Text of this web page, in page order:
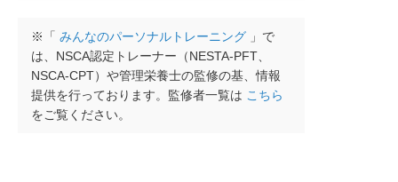
※「 みんなのパーソナルトレーニング 」で
は、NSCA認定トレーナー（NESTA-PFT、
NSCA-CPT）や管理栄養士の監修の基、情報
提供を行っております。監修者一覧は こちら
をご覧ください。